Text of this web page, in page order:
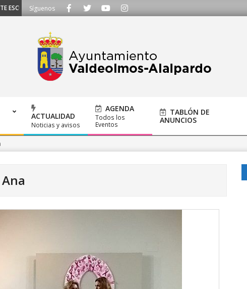
- Llámanos al 91 620 21 53 o escríbenos a ayuntamiento@alalpardo.org
Síguenos
ACTUALIDAD
Noticias y avisos
AGENDA
Todos los
Eventos
TABLÓN DE
ANUNCIOS
Ana